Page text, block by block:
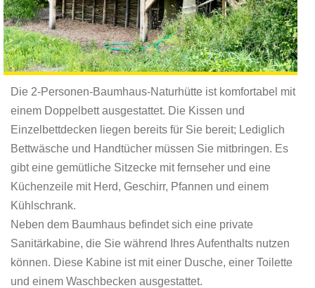
Die 2-Personen-Baumhaus-Naturhütte ist komfortabel mit
einem Doppelbett ausgestattet. Die Kissen und
Einzelbettdecken liegen bereits für Sie bereit; Lediglich
Bettwäsche und Handtücher müssen Sie mitbringen. Es
gibt eine gemütliche Sitzecke mit fernseher und eine
Küchenzeile mit Herd, Geschirr, Pfannen und einem
Kühlschrank.
Neben dem Baumhaus befindet sich eine private
Sanitärkabine, die Sie während Ihres Aufenthalts nutzen
können. Diese Kabine ist mit einer Dusche, einer Toilette
und einem Waschbecken ausgestattet.